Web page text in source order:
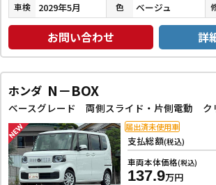
車検 2029年5月 色 ベージュ
お問い合わせ 詳
ホンダ N－BOX
支払総額(税込)
車両本体価格(税込)
137.9万円
届出済未使用車